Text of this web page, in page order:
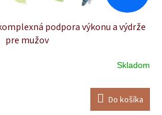
podpora výkonu a výdrže
pre mužov
Skladom
Do košíka